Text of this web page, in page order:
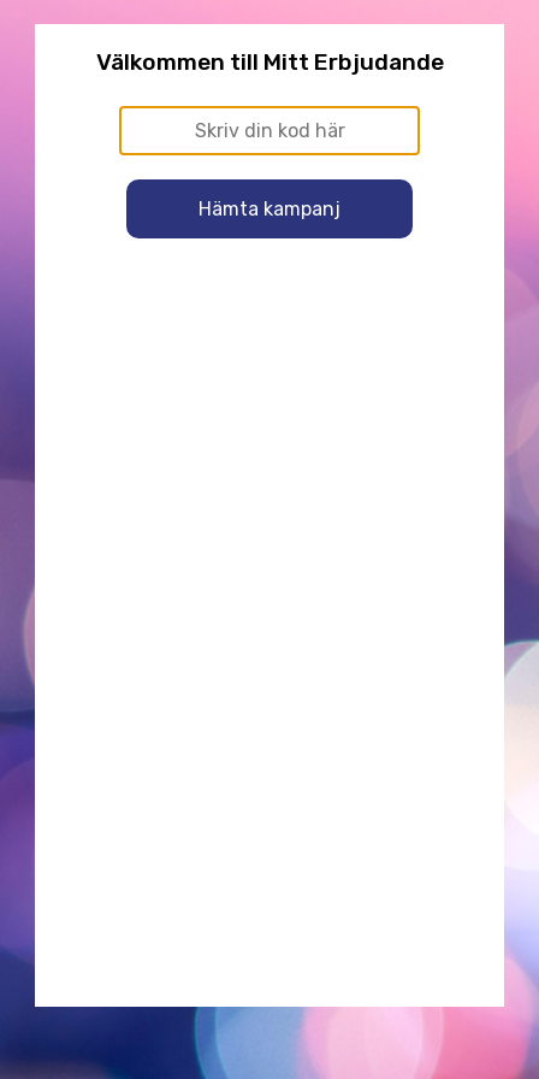
Välkommen till Mitt Erbjudande
Hämta kampanj